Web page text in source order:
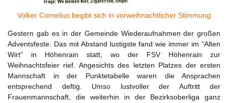
Volker Cornelius begibt sich in vorweihnachtlicher Stimmung
Gestern gab es in der Gemeinde Wiederaufnahmen der großen
Adventsfeste. Das mit Abstand lustigste fand wie immer im “Alten
Wirt” in Höhenrain statt, wo der FSV Höhenrain zur
Weihnachtsfeier rief. Angesichts des letzten Platzes der ersten
Mannschaft in der Punktetabelle waren die Ansprachen
entsprechend deftig. Umso lustvoller der Auftritt der
Frauenmannschaft, die weiterhin in der Bezirksoberliga ganz